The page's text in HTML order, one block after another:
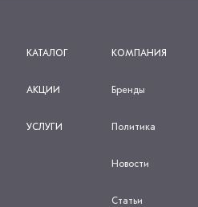
КАТАЛОГ
АКЦИИ
УСЛУГИ
КОМПАНИЯ
Бренды
Политика
Новости
Статьи